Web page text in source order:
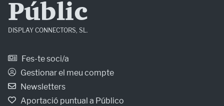
Públic
DISPLAY CONNECTORS, SL.
Fes-te soci/a
Gestionar el meu compte
Newsletters
Aportació puntual a Público